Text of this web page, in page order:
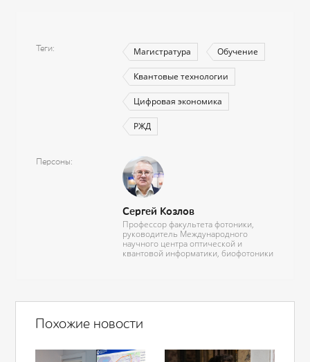
Теги Магистратура Обучение
Квантовые технологии
Цифровая экономика
РЖД
Персоны
Сергей Козлов
Профессор факультета фотоники,
руководитель Международного
научного центра оптической и
квантовой информатики, биофотоники
Похожие новости